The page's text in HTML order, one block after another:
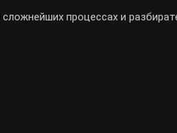
процессах и